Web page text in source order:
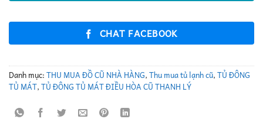
CHAT FACEBOOK
Danh mục:THU MUA ĐỒ CŨ NHÀ HÀNG,Thu mua tủ lạnh cũ,TỦ ĐÔNG
TỦ MÁT,TỦ ĐÔNG TỦ MÁT ĐIỀU HÒA CŨ THANH LÝ